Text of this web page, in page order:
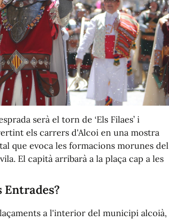
serà el torn de ‘Els Filaes’ i
els carrers d'Alcoi en una mostra
que evoca les formacions morunes del
El capità arribarà a la plaça cap a les
Entrades?
a l'interior del municipi alcoià,